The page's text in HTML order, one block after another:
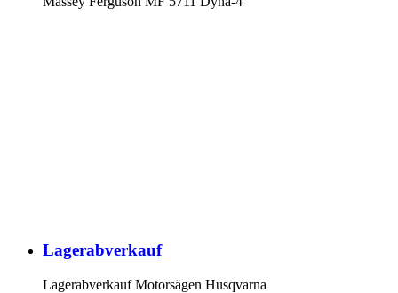
Lagerabverkauf
Lagerabverkauf Motorsägen Husqvarna